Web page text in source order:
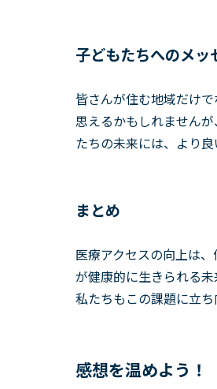
子どもたちへのメッ
皆さんが住む地域だけ
思えるかもしれません
たちの未来には、より
まとめ
医療アクセスの向上は
が健康的に生きられる
私たちもこの課題に立
感想を温めよう！